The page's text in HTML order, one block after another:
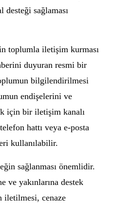
desteği sağlaması
toplumla iletişim kurması
duyuran resmi bir
bilgilendirilmesi
endişelerini ve
için bir iletişim kanalı
hattı veya e-posta
kullanılabilir.
sağlanması önemlidir.
ve yakınlarına destek
iletilmesi, cenaze